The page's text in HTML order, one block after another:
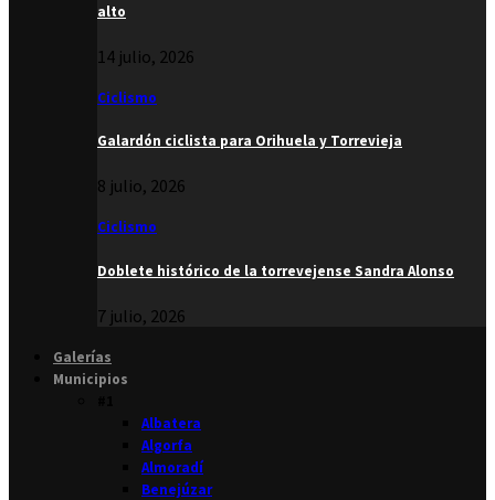
alto
14 julio, 2026
Ciclismo
Galardón ciclista para Orihuela y Torrevieja
8 julio, 2026
Ciclismo
Doblete histórico de la torrevejense Sandra Alonso
7 julio, 2026
Galerías
Municipios
Albatera
Algorfa
Almoradí
Benejúzar